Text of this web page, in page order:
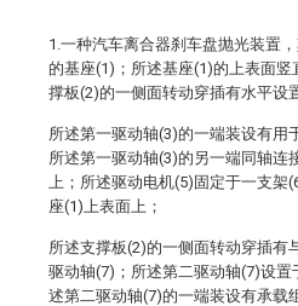
1.一种汽车离合器刹车盘抛光装置
的基座(1)；所述基座(1)的上表面
撑板(2)的一侧面转动穿插有水平设
所述第一驱动轴(3)的一端装设有用
所述第一驱动轴(3)的另一端同轴连
上；所述驱动电机(5)固定于一支架
座(1)上表面上；
所述支撑板(2)的一侧面转动穿插有
驱动轴(7)；所述第二驱动轴(7)设
述第二驱动轴(7)的一端装设有承载